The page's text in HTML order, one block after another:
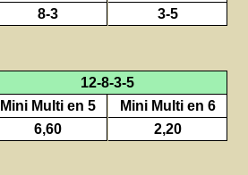
8-3 3-5
12-8-3-5
Mini Multi en 5
Mini Multi en 6
6,60 2,20